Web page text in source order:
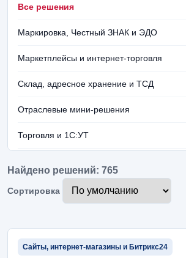
Все решения
Маркировка, Честный ЗНАК и ЭДО
Маркетплейсы и интернет-торговля
Склад, адресное хранение и ТСД
Отраслевые мини-решения
Торговля и 1С:УТ
Продажи, клиенты и маркетинг
Отчеты, аналитика и панели руководителя
Найдено решений: 765
Сортировка
Сайты, интернет-магазины и Битрикс24